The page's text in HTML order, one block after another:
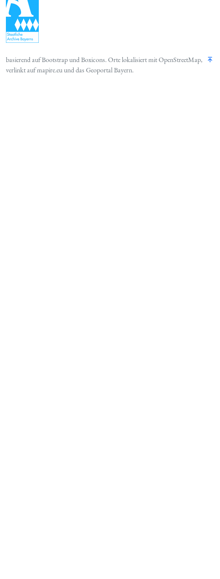
basierend aufBootstrapundBoxicons. Orte lokalisiert mitOpenStreetMap,
verlinkt aufmapire.euund das Geoportal Bayern.